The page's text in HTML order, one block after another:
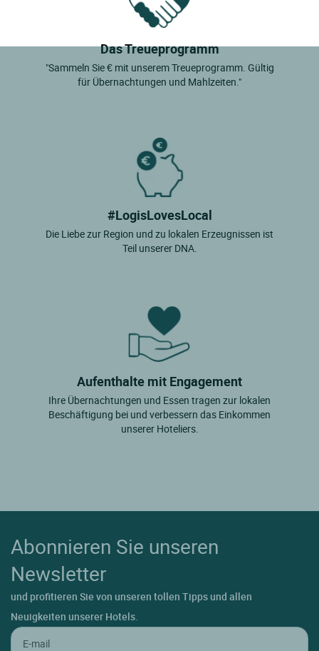
Das Treueprogramm
"Sammeln Sie € mit unserem Treueprogramm. Gültig
für Übernachtungen und Mahlzeiten."
#LogisLovesLocal
Die Liebe zur Region und zu lokalen Erzeugnissen ist
Teil unserer DNA.
Aufenthalte mit Engagement
Ihre Übernachtungen und Essen tragen zur lokalen
Beschäftigung bei und verbessern das Einkommen
unserer Hoteliers.
Abonnieren Sie unseren
Newsletter
und profitieren Sie von unseren tollen Tipps und allen
Neuigkeiten unserer Hotels.